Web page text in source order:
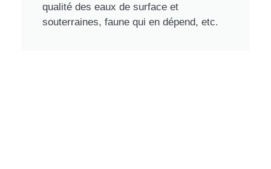
qualité des eaux de surface et
souterraines, faune qui en dépend, etc.